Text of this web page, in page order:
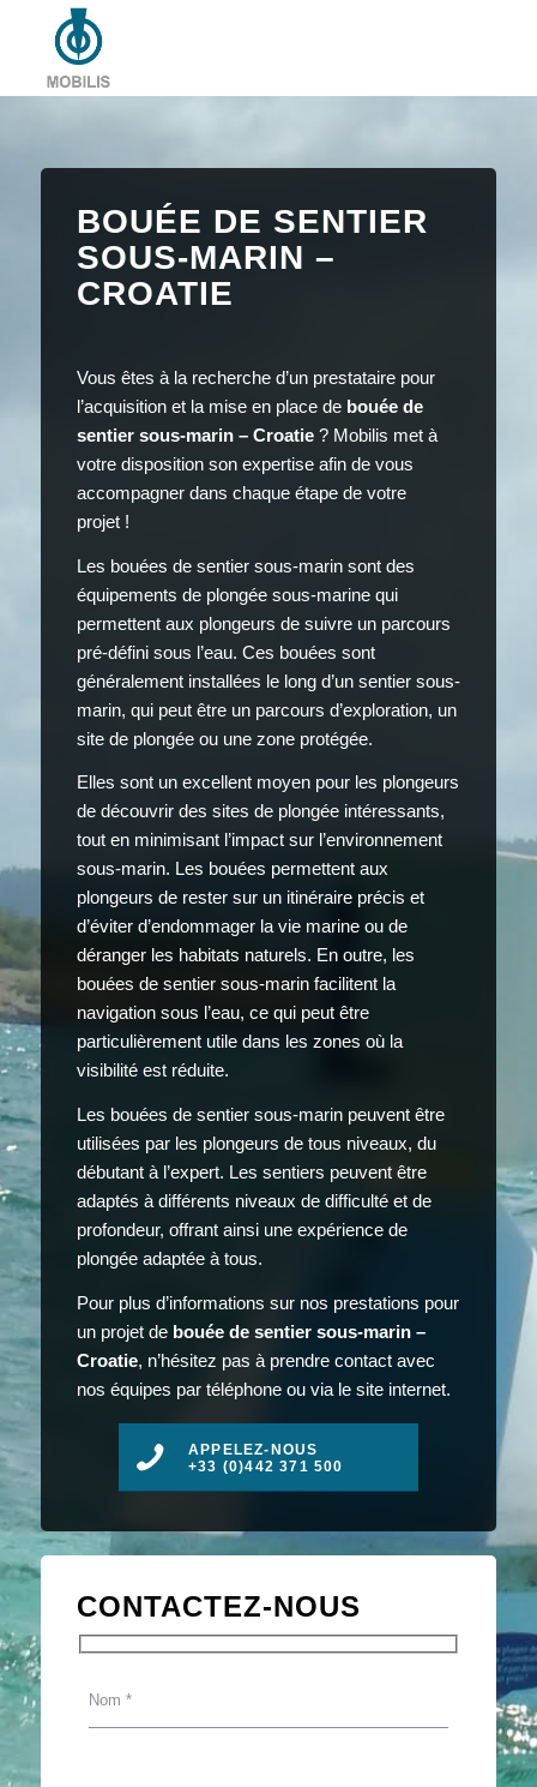
BOUÉE DE SENTIER
SOUS-MARIN –
CROATIE
Vous êtes à la recherche d’un prestataire pour
l’acquisition et la mise en place de bouée de
sentier sous-marin – Croatie? Mobilis met à
votre disposition son expertise afin de vous
accompagner dans chaque étape de votre
projet !
Les bouées de sentier sous-marin sont des
équipements de plongée sous-marine qui
permettent aux plongeurs de suivre un parcours
pré-défini sous l’eau. Ces bouées sont
généralement installées le long d’un sentier sous-
marin, qui peut être un parcours d’exploration, un
site de plongée ou une zone protégée.
Elles sont un excellent moyen pour les plongeurs
de découvrir des sites de plongée intéressants,
tout en minimisant l’impact sur l’environnement
sous-marin. Les bouées permettent aux
plongeurs de rester sur un itinéraire précis et
d’éviter d’endommager la vie marine ou de
déranger les habitats naturels. En outre, les
bouées de sentier sous-marin facilitent la
navigation sous l’eau, ce qui peut être
particulièrement utile dans les zones où la
visibilité est réduite.
Les bouées de sentier sous-marin peuvent être
utilisées par les plongeurs de tous niveaux, du
débutant à l’expert. Les sentiers peuvent être
adaptés à différents niveaux de difficulté et de
profondeur, offrant ainsi une expérience de
plongée adaptée à tous.
Pour plus d’informations sur nos prestations pour
un projet de bouée de sentier sous-marin –
Croatie, n’hésitez pas à prendre contact avec
nos équipes par téléphone ou via le site internet.
APPELEZ-NOUS
+33 (0)442 371 500
CONTACTEZ-NOUS